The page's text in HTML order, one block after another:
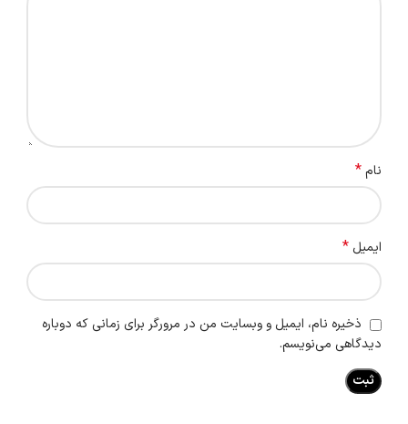
نام*
ایمیل *
ذخیره نام، ایمیل و وبسایت من در مرورگر برای زمانی که دوباره
دیدگاهی می‌نویسم.